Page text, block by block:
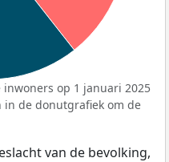
op 1 januari 2025
in de donutgrafiek om de
van de bevolking,